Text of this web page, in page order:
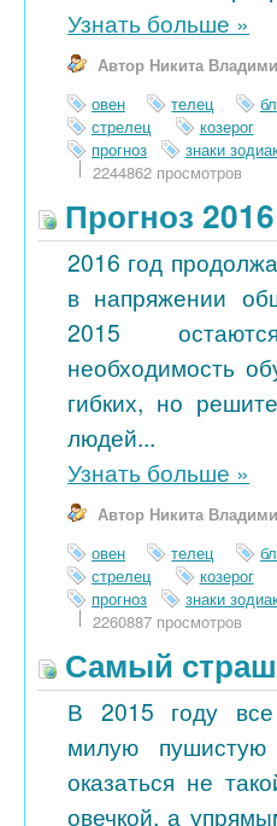
Узнать больше »
Автор Никита
овен
телец
стрелец
козерог
прогноз
знаки
2244862 просмотров
Прогноз
2016 год
в напряжении
2015
необходимость
гибких, но
людей...
Узнать больше »
Автор Никита
овен
телец
стрелец
козерог
прогноз
знаки
2260887 просмотров
Самый
В 2015 году
милую пушистую
оказаться не
овечкой, а